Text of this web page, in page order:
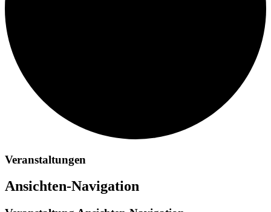
Veranstaltungen
Ansichten-Navigation